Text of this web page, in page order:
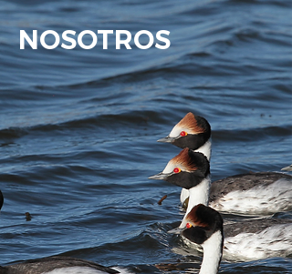
NOSOTROS